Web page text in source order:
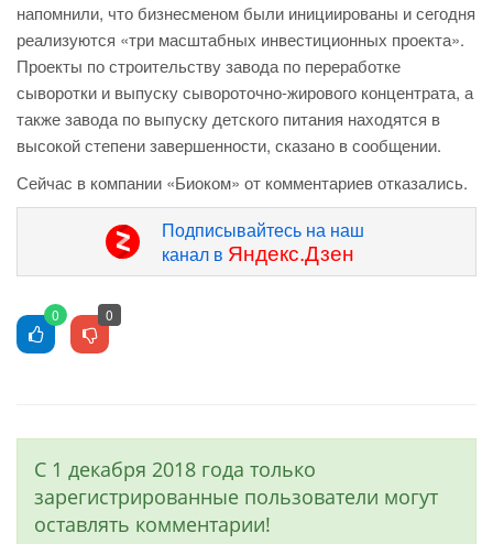
напомнили, что бизнесменом были инициированы и сегодня
реализуются «три масштабных инвестиционных проекта».
Проекты по строительству завода по переработке
сыворотки и выпуску сывороточно-жирового концентрата, а
также завода по выпуску детского питания находятся в
высокой степени завершенности, сказано в сообщении.
Сейчас в компании «Биоком» от комментариев отказались.
Подписывайтесь на наш
канал в Яндекс.Дзен
0 0
С 1 декабря 2018 года только
зарегистрированные пользователи могут
оставлять комментарии!